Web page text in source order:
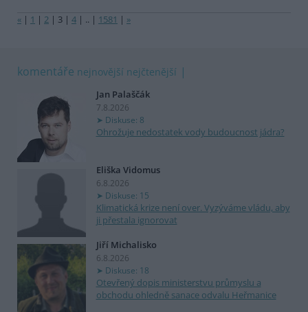
« | 1 | 2 | 3 | 4 | .. | 1581 | »
komentáře nejnovější nejčtenější
Jan Palaščák
7.8.2026
Diskuse: 8
Ohrožuje nedostatek vody budoucnost jádra?
Eliška Vidomus
6.8.2026
Diskuse: 15
Klimatická krize není over. Vyzýváme vládu, aby
ji přestala ignorovat
Jiří Michalisko
6.8.2026
Diskuse: 18
Otevřený dopis ministerstvu průmyslu a
obchodu ohledně sanace odvalu Heřmanice